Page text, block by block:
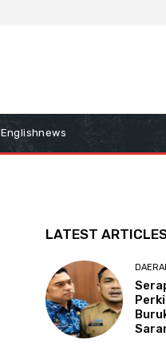
Englishnews
LATEST